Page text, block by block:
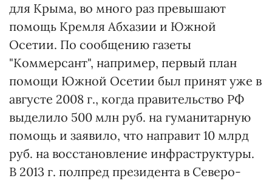
для Крыма, во много раз превышают
помощь Кремля Абхазии и Южной
Осетии. По сообщению газеты
"Коммерсант", например, первый план
помощи Южной Осетии был принят уже в
августе 2008 г., когда правительство РФ
выделило 500 млн руб. на гуманитарную
помощь и заявило, что направит 10 млрд
руб. на восстановление инфраструктуры.
В 2013 г. полпред президента в Северо-